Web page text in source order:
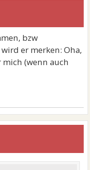
bzw
er merken: Oha,
(wenn auch